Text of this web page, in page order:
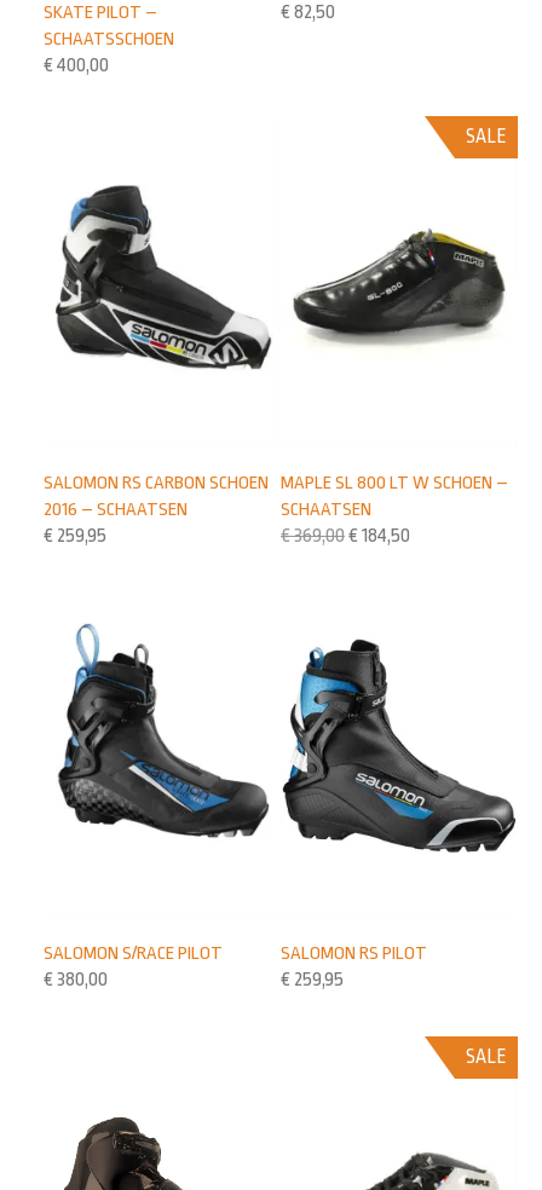
€ 82,50
SKATE PILOT –
SCHAATSSCHOEN
€ 400,00
SALE
MAPLE SL 800 LT W SCHOEN –
SCHAATSEN
€369,00€ 184,50
SALOMON RS CARBON SCHOEN
2016 – SCHAATSEN
€ 259,95
SALOMON RS PILOT
€ 259,95
SALOMON S/RACE PILOT
€ 380,00
SALE